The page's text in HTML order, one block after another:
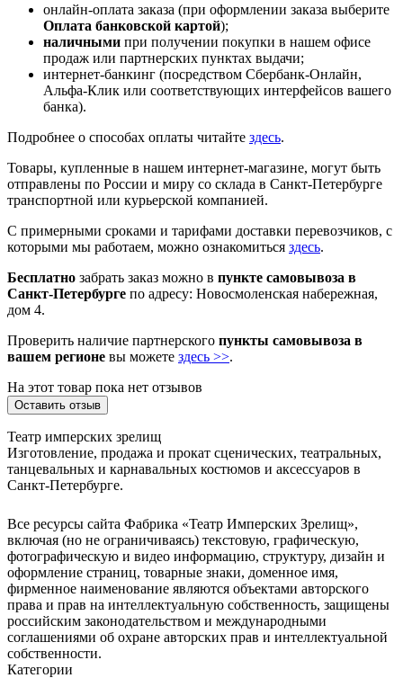
онлайн-оплата заказа (при оформлении заказа выберите
Оплата банковской картой);
наличными при получении покупки в нашем офисе
продаж или партнерских пунктах выдачи;
интернет-банкинг (посредством Сбербанк-Онлайн,
Альфа-Клик или соответствующих интерфейсов вашего
банка).
Подробнее о способах оплаты читайте здесь.
Товары, купленные в нашем интернет-магазине, могут быть
отправлены по России и миру со склада в Санкт-Петербурге
транспортной или курьерской компанией.
С примерными сроками и тарифами доставки перевозчиков, с
которыми мы работаем, можно ознакомиться здесь.
Бесплатно забрать заказ можно в пункте самовывоза в
Санкт-Петербурге по адресу: Новосмоленская набережная,
дом 4.
Проверить наличие партнерского пункты самовывоза в
вашем регионе вы можете здесь >>.
На этот товар пока нет отзывов
Оставить отзыв
Театр имперских зрелищ
Изготовление, продажа и прокат сценических, театральных,
танцевальных и карнавальных костюмов и аксессуаров в
Санкт-Петербурге.
Все ресурсы сайта Фабрика «Театр Имперских Зрелищ»,
включая (но не ограничиваясь) текстовую, графическую,
фотографическую и видео информацию, структуру, дизайн и
оформление страниц, товарные знаки, доменное имя,
фирменное наименование являются объектами авторского
права и прав на интеллектуальную собственность, защищены
российским законодательством и международными
соглашениями об охране авторских прав и интеллектуальной
собственности.
Категории